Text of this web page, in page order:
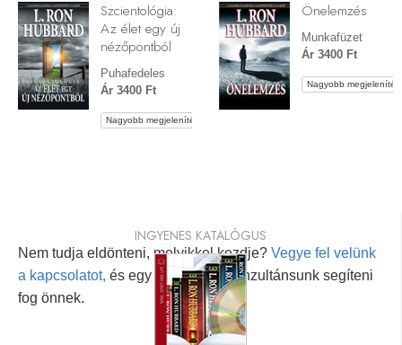
Szcientológia:
Az élet egy új
nézőpontból
Puhafedeles
Ár 3400 Ft
Nagyobb megjelenítés
Önelemzés
Munkafüzet
Ár 3400 Ft
Nagyobb megjelenítés
Nem tudja eldönteni, melyikkel kezdje? Vegye fel velünk
a kapcsolatot, és egy személyes konzultánsunk segíteni
fog önnek.
INGYENES KATALÓGUS